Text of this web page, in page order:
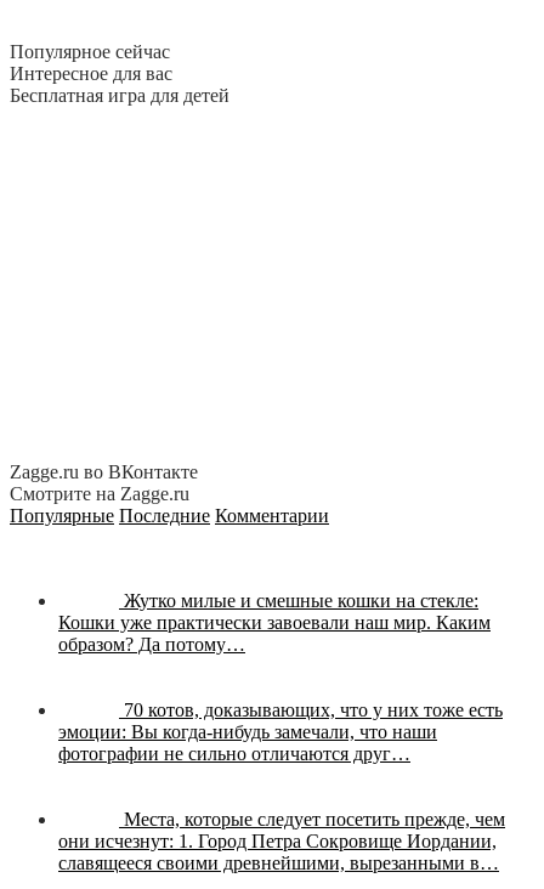
Популярное сейчас
Интересное для вас
Бесплатная игра для детей
Zagge.ru во ВКонтакте
Смотрите на Zagge.ru
Популярные Последние Комментарии
Жутко милые и смешные кошки на стекле:
Кошки уже практически завоевали наш мир. Каким
образом? Да потому…
70 котов, доказывающих, что у них тоже есть
эмоции: Вы когда-нибудь замечали, что наши
фотографии не сильно отличаются друг…
Места, которые следует посетить прежде, чем
они исчезнут: 1. Город Петра Сокровище Иордании,
славящееся своими древнейшими, вырезанными в…